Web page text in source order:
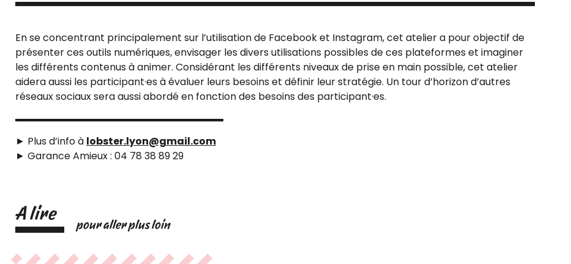
En se concentrant principalement sur l’utilisation de Facebook et Instagram, cet atelier a pour objectif de
présenter ces outils numériques, envisager les divers utilisations possibles de ces plateformes et imaginer
les différents contenus à animer. Considérant les différents niveaux de prise en main possible, cet atelier
aidera aussi les participant·es à évaluer leurs besoins et définir leur stratégie. Un tour d’horizon d’autres
réseaux sociaux sera aussi abordé en fonction des besoins des participant·es.
► Plus d’info à lobster.lyon@gmail.com
► Garance Amieux : 04 78 38 89 29
A lire
pour aller plus loin